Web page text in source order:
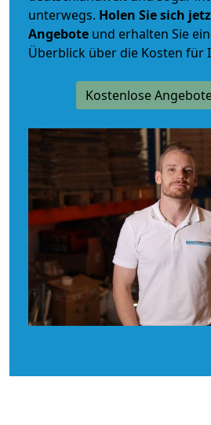
unterwegs. Holen Sie sich
Angebote und erhalten Sie
Überblick über die Kosten für
Kostenlose